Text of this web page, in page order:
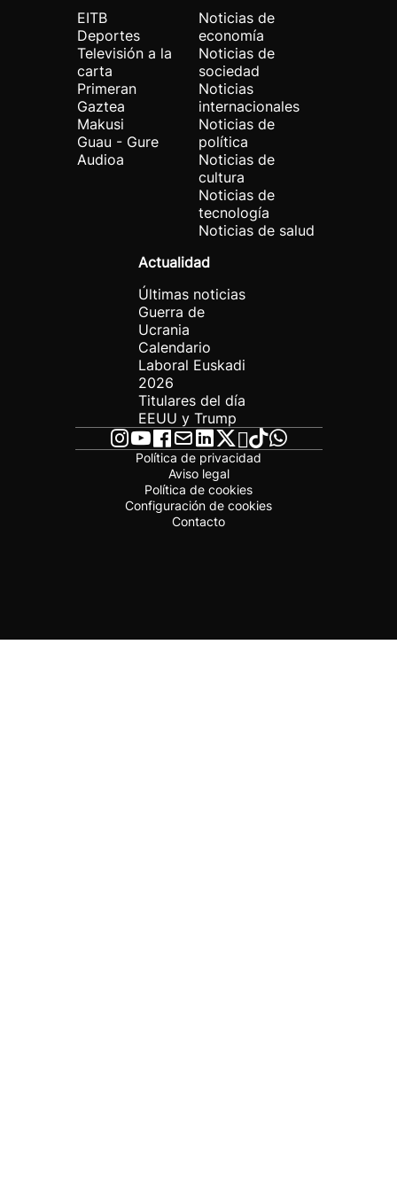
EITB
Deportes
Televisión a la
carta
Primeran
Gaztea
Makusi
Guau - Gure
Audioa
Noticias de
economía
Noticias de
sociedad
Noticias
internacionales
Noticias de
política
Noticias de
cultura
Noticias de
tecnología
Noticias de salud
Actualidad
Últimas noticias
Guerra de
Ucrania
Calendario
Laboral Euskadi
2026
Titulares del día
EEUU y Trump
Política de privacidad
Aviso legal
Política de cookies
Configuración de cookies
Contacto